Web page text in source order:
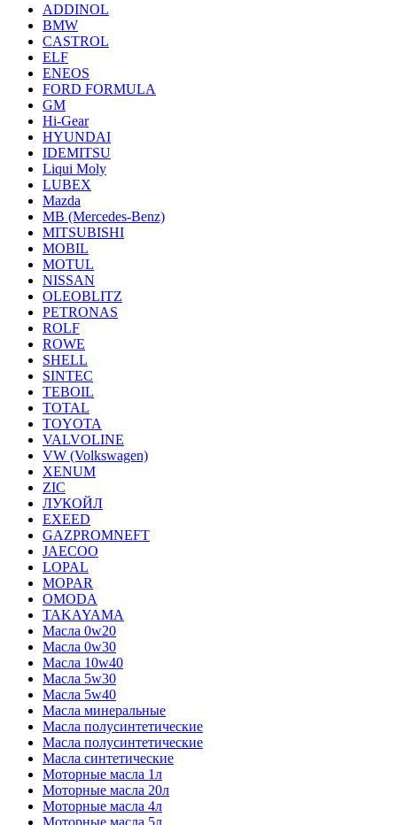
ADDINOL
BMW
CASTROL
ELF
ENEOS
FORD FORMULA
GM
Hi-Gear
HYUNDAI
IDEMITSU
Liqui Moly
LUBEX
Mazda
MB (Mercedes-Вenz)
MITSUBISHI
MOBIL
MOTUL
NISSAN
OLEOBLITZ
PETRONAS
ROLF
ROWE
SHELL
SINTEC
TEBOIL
TOTAL
TOYOTA
VALVOLINE
VW (Volkswagen)
XENUM
ZIC
ЛУКОЙЛ
EXEED
GAZPROMNEFT
JAECOO
LOPAL
MOPAR
OMODA
TAKAYAMA
Масла 0w20
Масла 0w30
Масла 10w40
Масла 5w30
Масла 5w40
Масла минеральные
Масла полусинтетические
Масла полусинтетические
Масла синтетические
Моторные масла 1л
Моторные масла 20л
Моторные масла 4л
Моторные масла 5л